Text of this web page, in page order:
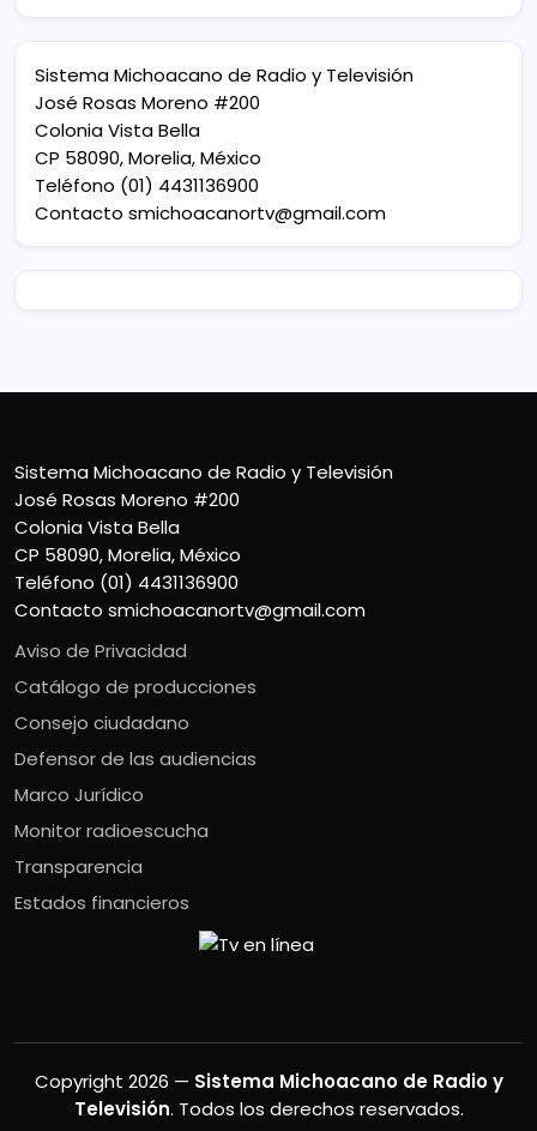
Sistema Michoacano de Radio y Televisión
José Rosas Moreno #200
Colonia Vista Bella
CP 58090, Morelia, México
Teléfono (01) 4431136900
Contacto smichoacanortv@gmail.com
Sistema Michoacano de Radio y Televisión
José Rosas Moreno #200
Colonia Vista Bella
CP 58090, Morelia, México
Teléfono (01) 4431136900
Contacto smichoacanortv@gmail.com
Aviso de Privacidad
Catálogo de producciones
Consejo ciudadano
Defensor de las audiencias
Marco Jurídico
Monitor radioescucha
Transparencia
Estados financieros
Copyright 2026 — Sistema Michoacano de Radio y
Televisión. Todos los derechos reservados.